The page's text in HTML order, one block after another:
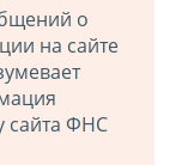
о
на сайте
сайта ФНС